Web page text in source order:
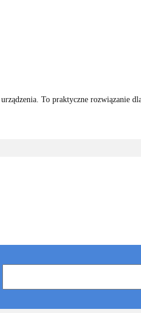
To praktyczne rozwiązanie